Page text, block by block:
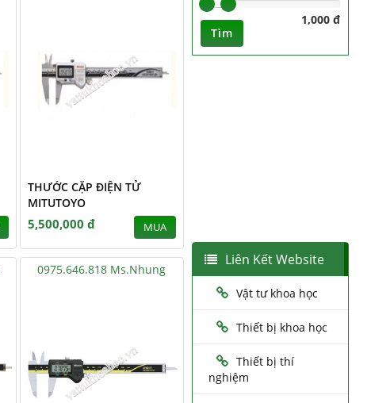
THƯỚC CẶP ĐIỆN TỬ
MITUTOYO
5,500,000 đ MUA
0975.646.818 Ms.Nhung
1,000 đ
Tìm
Liên Kết Website
Vật tư khoa học
Thiết bị khoa học
Thiết bị thí
nghiệm